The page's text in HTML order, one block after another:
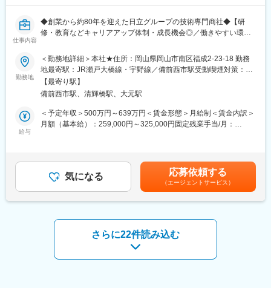
20～50代まで幅広い世代が在籍し、若手も多い活気ある組織で
らではの挑戦意欲が根付いています。
EV普及の社会的意義の高い事業に携わり、急速・普通充電器どち
らも扱える幅広い知識・経験が身につきます。管理から現場まで
一貫して関われるため、自己成長やキャリアアップに直結しま
す。
■教育体制
資格取得支援・手当が充実。入社後も電験三種や1級施工管理技士
フレックスタイム制・リモートワーク中心、直行直帰可。年間休
日120日、完全週休2日制（土日祝）、各種休暇・福利厚生も充
実。プライベートも大切にしながら働けます。
施工管理のプロフェッショナルとして経験を積み、将来的にはプ
ロジェクトマネージャーや工事部門リーダーなどへのキャリアア
仕事内容
◆創業から約80年を迎えた日立グループの技術専門商社◆【研
修・教育などキャリアアップ体制・成長機会◎／働きやすい環境
■業務内容：
空調・換気・冷温水などの管工事を中心に、企業や工場を対象と
した施工管理および設計・積算業務を担っていただける方を募集
しております。
・空調／換気／冷温水等の管工事メイン
・建築物省エネに関わる設計、施工管理業務
売店
・部署全体月平均案件数：約15～20件
・1人当たり１日平均件数：3～4件
に応じて近隣県への出張もあります。
■部署全体の仕事の流れ：
（1）営業経由の問い合わせに対して案件の概要を確認します
（2）要求される仕様や能力を図面へと落とし込み、設計をしてい
勤務地
＜勤務地詳細＞本社★住所：岡山県岡山市南区福成2-23-18 勤務
地最寄駅：JR瀬戸大橋線・宇野線／備前西市駅受動喫煙対策：屋
内全面禁煙変更の範囲：会社の定める事業所
【最寄り駅】
備前西市駅、清輝橋駅、大元駅
給与
＜予定年収＞500万円～639万円＜賃金形態＞月給制＜賃金内訳＞
月額（基本給）：259,000円～325,000円固定残業手当/月：
年収は賞与を含む金額です。■昇給：年1回（2025年6月実績）■賞
与：年2回（上期12月・下期3月）＊＊記載金額は、選考を通じて
上下する可能性があります。＊＊賃金はあくまでも目安の金額で
あり、選考を通じて上下する可能性があります。月給(月額)は固定
気になる 応募依頼する
（エージェントサービス）
さらに22件読み込む